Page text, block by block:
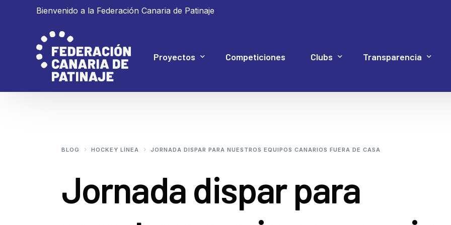
Bienvenido a la Federación Canaria de Patinaje
Proyectos Competiciones Clubs
Patinaje artístico
Transparencia
BLOG HOCKEY LÍNEA JORNADA DISPAR PARA NUESTROS EQUIPOS CANARIOS FUERA DE CASA
Jornada dispar para